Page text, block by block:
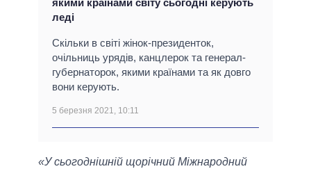
якими країнами світу сьогодні керують
леді
Скільки в світі жінок-президенток,
очільниць урядів, канцлерок та генерал-
губернаторок, якими країнами та як довго
вони керують.
5 березня 2021, 10:11
«У сьогоднішній щорічний Міжнародний